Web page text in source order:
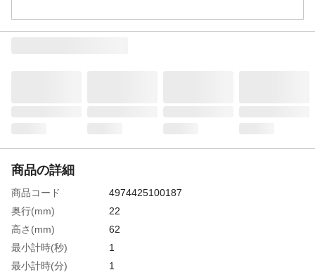
商品の詳細
商品コード
4974425100187
奥行(mm)
22
高さ(mm)
62
最小計時(秒)
1
最小計時(分)
1